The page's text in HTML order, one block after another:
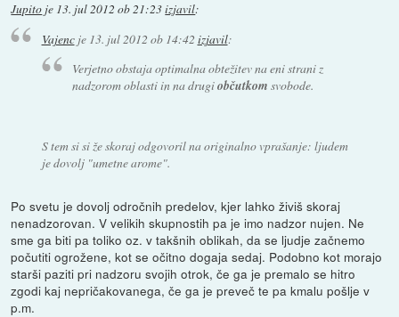
Jupito je 13. jul 2012 ob 21:23izjavil:
Vajencje 13. jul 2012 ob 14:42 izjavil:
Verjetno obstaja optimalna obtežitev na eni strani z
nadzorom oblasti in na drugiobčutkomsvobode.
S tem si si že skoraj odgovoril na originalno vprašanje: ljudem
je dovolj "umetne arome".
Po svetu je dovolj odročnih predelov, kjer lahko živiš skoraj
nenadzorovan. V velikih skupnostih pa je imo nadzor nujen. Ne
sme ga biti pa toliko oz. v takšnih oblikah, da se ljudje začnemo
počutiti ogrožene, kot se očitno dogaja sedaj. Podobno kot morajo
starši paziti pri nadzoru svojih otrok, če ga je premalo se hitro
zgodi kaj nepričakovanega, če ga je preveč te pa kmalu pošlje v
p.m.